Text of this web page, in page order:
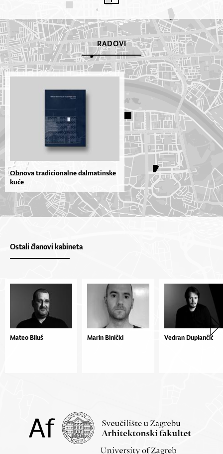
RADOVI
Obnova tradicionalne dalmatinske
kuće
Ostali članovi kabineta
Mateo Biluš Marin Binički Vedran Duplančić